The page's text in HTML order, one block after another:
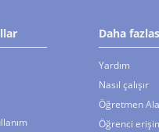
Daha
Yardım
Nasıl çalışır
Öğretmen
Öğrenci